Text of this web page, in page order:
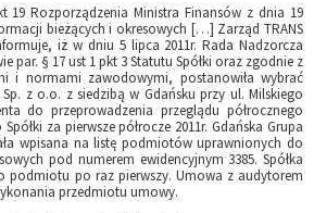
19 Rozporządzenia Ministra Finansów z dnia 19
bieżących i okresowych […] Zarząd TRANS
iż w dniu 5 lipca 2011r. Rada Nadzorcza
par. § 17 ust 1 pkt 3 Statutu Spółki oraz zgodnie z
i normami zawodowymi, postanowiła wybrać
z o.o. z siedzibą w Gdańsku przy ul. Milskiego
do przeprowadzenia przeglądu półrocznego
za pierwsze półrocze 2011r. Gdańska Grupa
wpisana na listę podmiotów uprawnionych do
pod numerem ewidencyjnym 3385. Spółka
podmiotu po raz pierwszy. Umowa z audytorem
przedmiotu umowy.